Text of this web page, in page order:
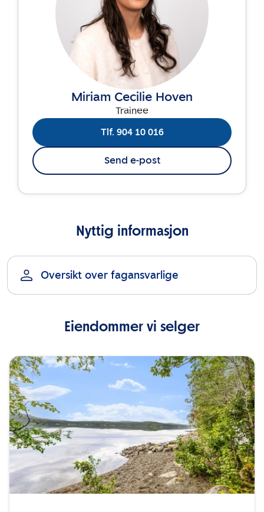
Miriam Cecilie Hoven
Trainee
Tlf. 904 10 016
Send e-post
Nyttig informasjon
Oversikt over fagansvarlige
Eiendommer vi selger